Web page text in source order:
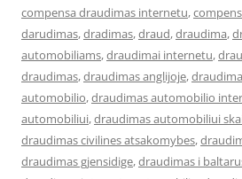
compensa draudimas internetu,
darudimas,dradimas,draud,draudima,
automobiliams,draudimai internetu,
draudimas,draudimas anglijoje,
automobilio,draudimas automobilio
automobiliui,draudimas automobiliui
draudimas civilines atsakomybes,
draudimas gjensidige,draudimas i